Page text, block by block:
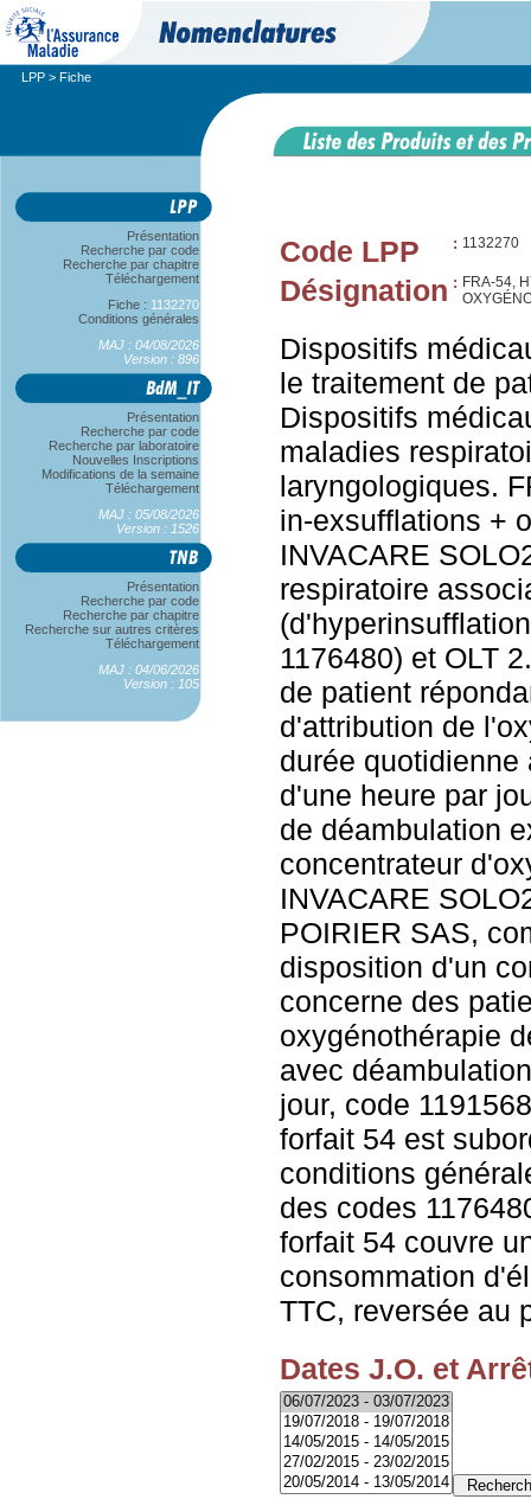
LPP > Fiche
Présentation
Recherche par code
Recherche par chapitre
Téléchargement
Fiche : 1132270
Conditions générales
MAJ : 04/08/2026
Version : 896
Présentation
Recherche par code
Recherche par laboratoire
Nouvelles Inscriptions
Modifications de la semaine
Téléchargement
MAJ : 05/08/2026
Version : 1526
Présentation
Recherche par code
Recherche par chapitre
Recherche sur autres critères
Téléchargement
MAJ : 04/06/2026
Version : 105
Code LPP : 1132270
Désignation : FRA-54,
Dispositifs
le traitement de
Dispositifs
maladies
laryngologiques.
in-exsufflations +
INVACARE
respiratoire
1176480) et OLT
de patient
d'attribution de
durée
d'une heure par
de déambulation
concentrateur
INVACARE
POIRIER SAS,
disposition d'un
concerne des
oxygénothérapie
avec
jour, code
forfait 54 est
conditions
des codes
forfait 54 couvre
consommation
TTC, reversée au
Dates J.O. et